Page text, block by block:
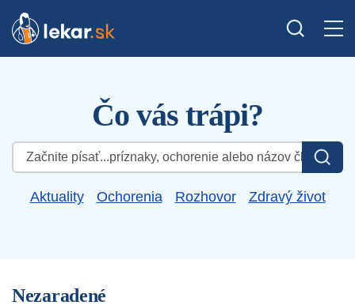
Čo vás trápi?
Hľadať:
Aktuality Ochorenia Rozhovor Zdravý život
Nezaradené